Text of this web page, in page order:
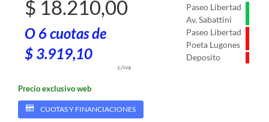
Paseo Libertad
Av. Sabattini
Paseo Libertad
Poeta Lugones
Deposito
$ 18.210,00
O 6 cuotas de
$ 3.919,10
c/iva
Precio exclusivo web
CUOTAS Y FINANCIACIONES